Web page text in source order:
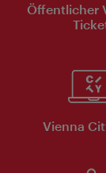
Öffentlicher
Vienna